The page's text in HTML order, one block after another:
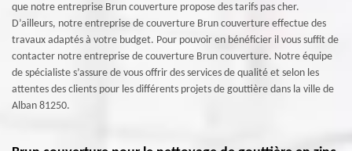
que notre entreprise Brun couverture propose des tarifs pas cher.
D’ailleurs, notre entreprise de couverture Brun couverture effectue des
travaux adaptés à votre budget. Pour pouvoir en bénéficier il vous suffit de
contacter notre entreprise de couverture Brun couverture. Notre équipe
de spécialiste s’assure de vous offrir des services de qualité et selon les
attentes des clients pour les différents projets de gouttière dans la ville de
Alban 81250.